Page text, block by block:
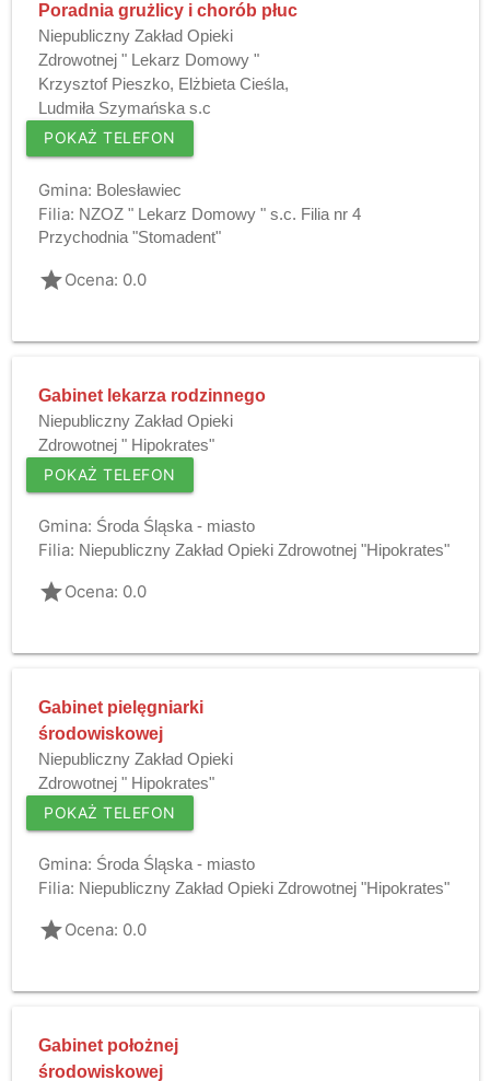
Poradnia grużlicy i chorób płuc
Niepubliczny Zakład Opieki
Zdrowotnej " Lekarz Domowy "
Krzysztof Pieszko, Elżbieta Cieśla,
Ludmiła Szymańska s.c
POKAŻ TELEFON
Gmina: Bolesławiec
Filia: NZOZ " Lekarz Domowy " s.c. Filia nr 4
Przychodnia "Stomadent"
gradeOcena: 0.0
Gabinet lekarza rodzinnego
Niepubliczny Zakład Opieki
Zdrowotnej " Hipokrates"
POKAŻ TELEFON
Gmina: Środa Śląska - miasto
Filia: Niepubliczny Zakład Opieki Zdrowotnej "Hipokrates"
gradeOcena: 0.0
Gabinet pielęgniarki
środowiskowej
Niepubliczny Zakład Opieki
Zdrowotnej " Hipokrates"
POKAŻ TELEFON
Gmina: Środa Śląska - miasto
Filia: Niepubliczny Zakład Opieki Zdrowotnej "Hipokrates"
gradeOcena: 0.0
Gabinet położnej
środowiskowej